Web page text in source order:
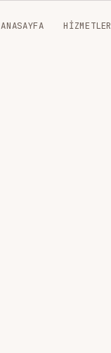
ANASAYFA HIZMETLER